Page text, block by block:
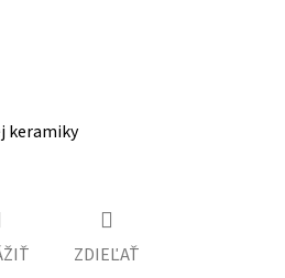
keramiky
ZDIEĽAŤ